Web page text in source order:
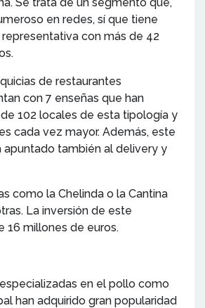
en redes, sí que tiene
con más de 42
de restaurantes
con 7 enseñas que han
102 locales de esta tipología y
cada vez mayor. Además, este
apuntado también al delivery y
como la Chelinda o la Cantina
La inversión de este
16 millones de euros.
en el pollo como
han adquirido gran popularidad